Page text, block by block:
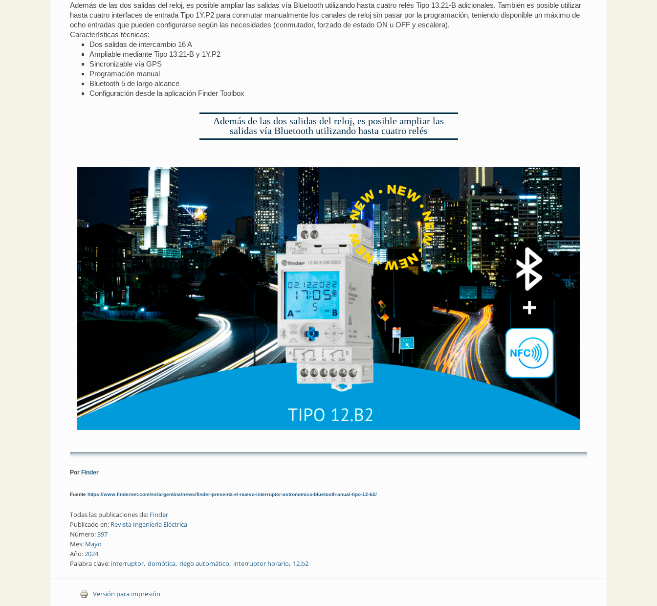
Además de las dos salidas del reloj, es posible ampliar las salidas vía Bluetooth utilizando hasta cuatro relés Tipo 13.21-B adicionales. También es posible utilizar
hasta cuatro interfaces de entrada Tipo 1Y.P2 para conmutar manualmente los canales de reloj sin pasar por la programación, teniendo disponible un máximo de
ocho entradas que pueden configurarse según las necesidades (conmutador, forzado de estado ON u OFF y escalera).
Características técnicas:
Dos salidas de intercambio 16 A
Ampliable mediante Tipo 13.21-B y 1Y.P2
Sincronizable vía GPS
Programación manual
Bluetooth 5 de largo alcance
Configuración desde la aplicación Finder Toolbox
Además de las dos salidas del reloj, es posible ampliar las
salidas vía Bluetooth utilizando hasta cuatro relés
Por Finder
Fuente https://www.findernet.com/es/argentina/news/finder-presenta-el-nuevo-interruptor-astronomico-bluetooth-anual-tipo-12-b2/
Todas las publicaciones de: Finder
Publicado en: Revista Ingeniería Eléctrica
Número:397
Mes: Mayo
Año:2024
Palabra clave: interruptor domótica riego automático interruptor horario 12.b2
Versión para impresión